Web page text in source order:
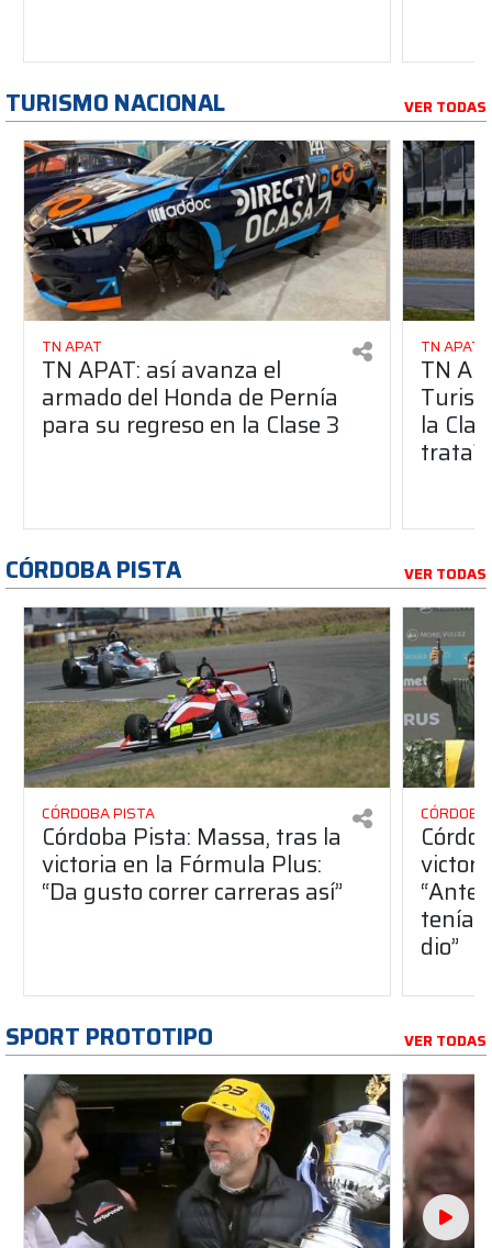
TURISMO NACIONAL VER TODAS
TN APAT
TN APAT: así avanza el
armado del Honda de Pernía
para su regreso en la Clase 3
TN APAT
TN
la
trata?
CÓRDOBA PISTA VER TODAS
CÓRDOBA PISTA
Córdoba Pista: Massa, tras la
victoria en la Fórmula Plus:
“Da gusto correr carreras así”
dio”
SPORT PROTOTIPO VER TODAS